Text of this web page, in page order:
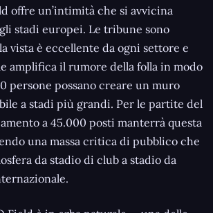
offre un’intimità che si avvicina
stadi europei. Le tribune sono
vista è eccellente da ogni settore e
amplifica il rumore della folla in modo
persone possano creare un muro
a stadi più grandi. Per le partite del
a 45.000 posti manterrà questa
una massa critica di pubblico che
da stadio di club a stadio da